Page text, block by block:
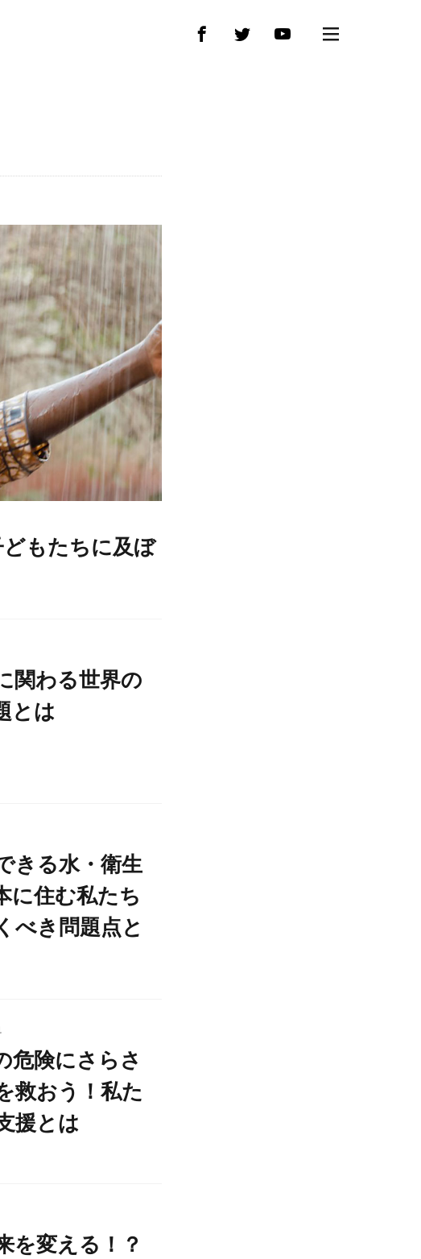
もたちに及ぼ
関わる世界の
とは
きる水・衛生
に住む私たち
べき問題点と
危険にさらさ
救おう！私た
援とは
を変える！？